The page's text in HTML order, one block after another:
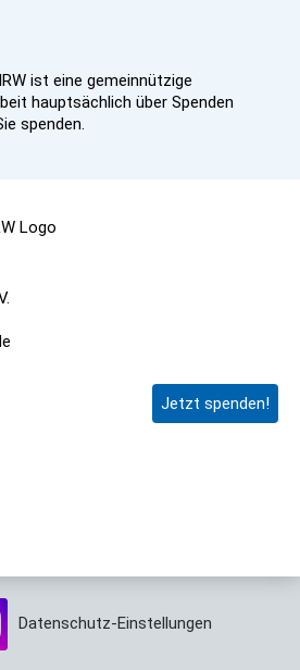
ist eine gemeinnützige
hauptsächlich über Spenden
spenden.
Jetzt spenden!
Datenschutz-Einstellungen